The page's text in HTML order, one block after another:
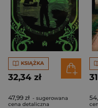
KSIĄŻKA
32,34 zł
47,99 zł - sugerowana
cena detaliczna